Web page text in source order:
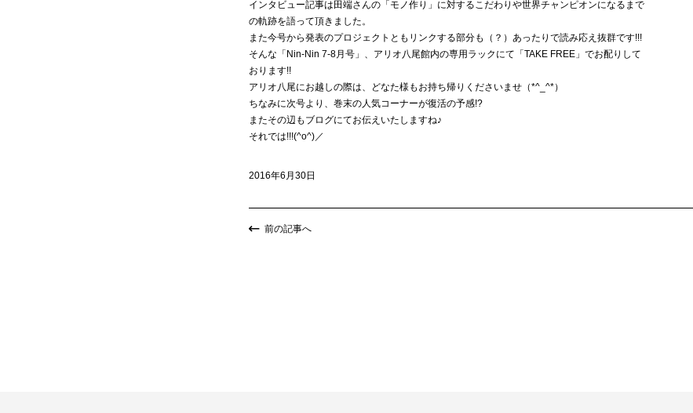
インタビュー記事は田端さんの「モノ作り」に対するこだわりや世界チャンピオンになるまで
の軌跡を語って頂きました。
また今号から発表のプロジェクトともリンクする部分も（？）あったりで読み応え抜群です!!!
そんな「Nin-Nin 7-8月号」、アリオ八尾館内の専用ラックにて「TAKE FREE」でお配りして
おります!!
アリオ八尾にお越しの際は、どなた様もお持ち帰りくださいませ（*^_^*）
ちなみに次号より、巻末の人気コーナーが復活の予感!?
またその辺もブログにてお伝えいたしますね♪
それでは!!!(^o^)／
2016年6月30日
前の記事へ